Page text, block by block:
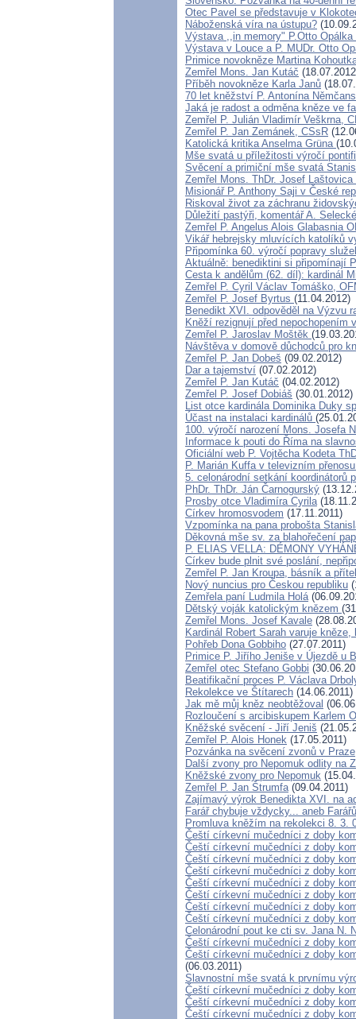
Otec Pavel se představuje v
Náboženská víra na ústupu?
Výstava ,,in memory" P.Otto
Výstava v Louce a P. MUDr. Otto
Primice novokněze Martina
Zemřel Mons. Jan Kutáč
Příběh novokněze Karla Janů
70 let kněžství P. Antonína
Jaká je radost a odměna kněze ve
Zemřel P. Julián Vladimír Veškrna,
Zemřel P. Jan Zemánek, CSsR
Katolická kritika Anselma Grüna
Mše svatá u příležitosti výročí
Svěcení a primiční mše svatá
Zemřel Mons. ThDr. Josef Laštovica
Misionář P. Anthony Saji v České
Riskoval život za záchranu
Důležití pastýři, komentář A.
Zemřel P. Angelus Alois Glabasnia
Vikář hebrejsky mluvících katolíků
Připomínka 60. výročí popravy
Aktuálně: benediktini si připomínají
Cesta k andělům (62. díl): kardinál
Zemřel P. Cyril Václav Tomáško,
Zemřel P. Josef Byrtus (11.04.2012)
Benedikt XVI. odpověděl na Výzvu
Kněží rezignují před nepochopením
Zemřel P. Jaroslav Moštěk
Návštěva v domově důchodců pro
Zemřel P. Jan Dobeš (09.02.2012)
Dar a tajemství (07.02.2012)
Zemřel P. Jan Kutáč (04.02.2012)
Zemřel P. Josef Dobiáš (30.01.2012)
List otce kardinála Dominika Duky
Účast na instalaci kardinálů
100. výročí narození Mons. Josefa
Informace k pouti do Říma na
Oficiální web P. Vojtěcha Kodeta
P. Marián Kuffa v televizním
5. celonárodní setkání koordinátorů
PhDr. ThDr. Ján Čarnogurský
Prosby otce Vladimíra Cyrila
Církev hromosvodem (17.11.2011)
Vzpomínka na pana probošta
Děkovná mše sv. za blahořečení
P. ELIAS VELLA: DÉMONY
Církev bude plnit své poslání,
Zemřel P. Jan Kroupa, básník a
Nový nuncius pro Českou republiku
Zemřela paní Ludmila Holá
Dětský voják katolickým knězem
Zemřel Mons. Josef Kavale
Kardinál Robert Sarah varuje
Pohřeb Dona Gobbiho (27.07.2011)
Primice P. Jiřího Jeniše v Újezdě u
Zemřel otec Stefano Gobbi
Beatifikační proces P. Václava
Rekolekce ve Štítarech (14.06.2011)
Jak mě můj kněz neobtěžoval
Rozloučení s arcibiskupem Karlem
Kněžské svěcení - Jiří Jeniš
Zemřel P. Alois Honek (17.05.2011)
Pozvánka na svěcení zvonů v Praze
Další zvony pro Nepomuk odlity na
Kněžské zvony pro Nepomuk
Zemřel P. Jan Štrumfa(09.04.2011)
Zajímavý výrok Benedikta XVI. na
Farář chybuje vždycky... aneb
Promluva kněžím na rekolekci 8. 3.
Čeští církevní mučedníci z doby
Čeští církevní mučedníci z doby
Čeští církevní mučedníci z doby
Čeští církevní mučedníci z doby
Čeští církevní mučedníci z doby
Čeští církevní mučedníci z doby
Čeští církevní mučedníci z doby
Čeští církevní mučedníci z doby
Celonárodní pout ke cti sv. Jana N.
Čeští církevní mučedníci z doby
Čeští církevní mučedníci z doby
(06.03.2011)
Slavnostní mše svatá k prvnímu
Čeští církevní mučedníci z doby
Čeští církevní mučedníci z doby
Čeští církevní mučedníci z doby